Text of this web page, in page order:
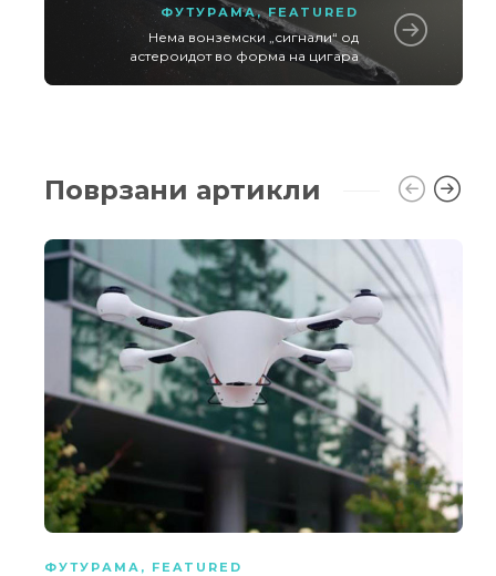
ФУТУРАМА,FEATURED
Нема вонземски „сигнали“ од
астероидот во форма на цигара
Поврзани артикли
ФУТУРАМА , FEATURED